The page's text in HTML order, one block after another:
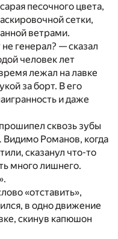
песочного цвета,
сетки,
ветрами.
генерал? — сказал
человек лет
лежал на лавке
за борт. В его
и даже
сквозь зубы
Романов, когда
сказанул что-то
много лишнего.
«отставить»,
в одно движение
скинув капюшон